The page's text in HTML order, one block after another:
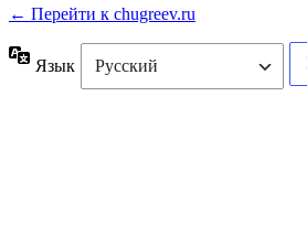
← Перейти к chugreev.ru
Язык